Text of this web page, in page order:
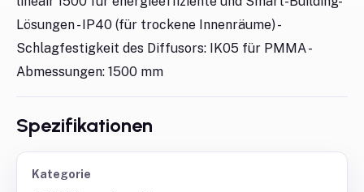
Lösungen - IP40 (für trockene Innenräume) -
Schlagfestigkeit des Diffusors: IK05 für PMMA -
Abmessungen: 1500 mm
Spezifikationen
Kategorie